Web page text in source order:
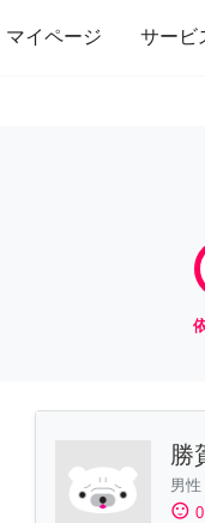
マイページ サービ
修理・組立 家事
勝
男性
sentiment_satisfied 0